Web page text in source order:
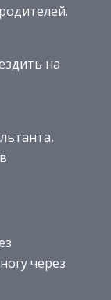
на
через